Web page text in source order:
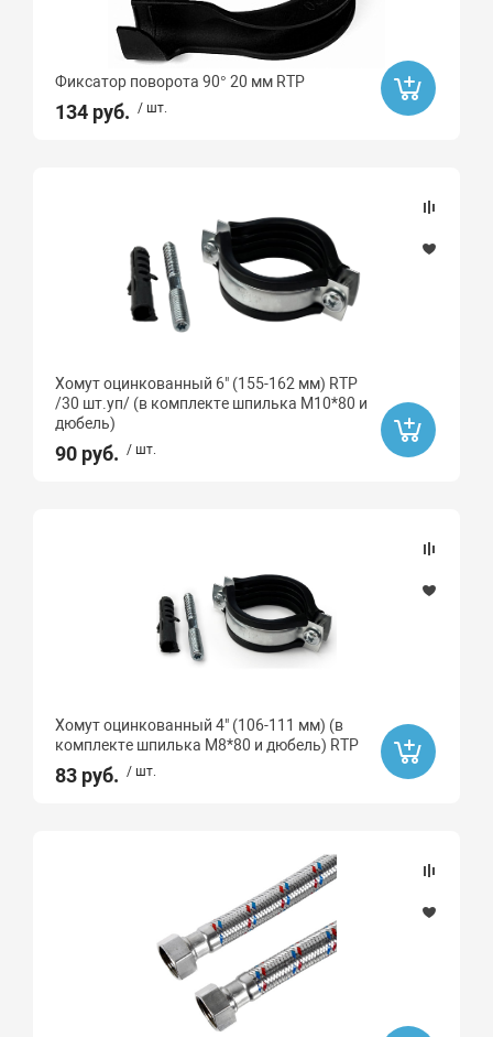
Фиксатор поворота 90° 20 мм RTP
134 руб. / шт.
Хомут оцинкованный 6" (155-162 мм) RTP
/30 шт.уп/ (в комплекте шпилька М10*80 и
дюбель)
90 руб. / шт.
Хомут оцинкованный 4" (106-111 мм) (в
комплекте шпилька М8*80 и дюбель) RTP
83 руб. / шт.